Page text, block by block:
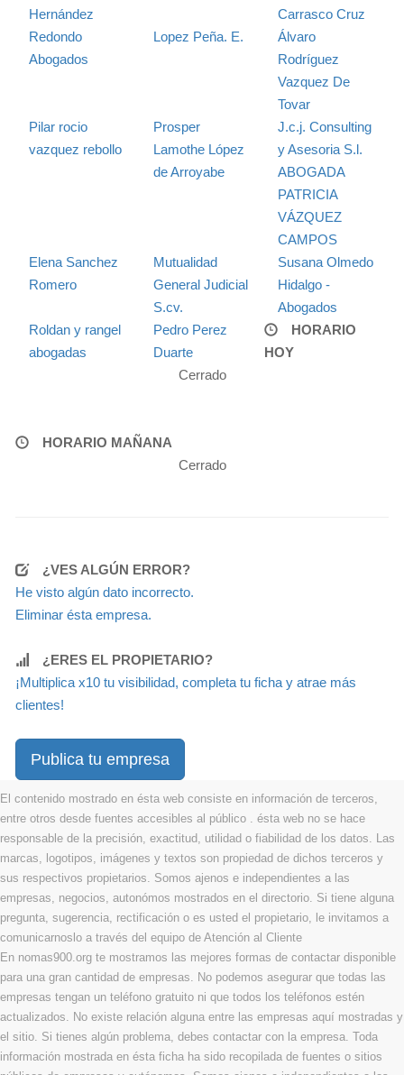
Hernández
Redondo
Abogados
Carrasco Cruz
Lopez Peña. E.
Álvaro
Rodríguez
Vazquez De
Tovar
Pilar rocio
vazquez rebollo
Prosper
Lamothe López
de Arroyabe
J.c.j. Consulting
y Asesoria S.l.
ABOGADA
PATRICIA
VÁZQUEZ
CAMPOS
Elena Sanchez
Romero
Mutualidad
General Judicial
S.cv.
Susana Olmedo
Hidalgo -
Abogados
Roldan y rangel
abogadas
Pedro Perez
Duarte
HORARIO
HOY
Cerrado
HORARIO MAÑANA
Cerrado
¿VES ALGÚN ERROR?
He visto algún dato incorrecto.
Eliminar ésta empresa.
¿ERES EL PROPIETARIO?
¡Multiplica x10 tu visibilidad, completa tu ficha y atrae más
clientes!
Publica tu empresa
El contenido mostrado en ésta web consiste en información de terceros,
entre otros desde fuentes accesibles al público . ésta web no se hace
responsable de la precisión, exactitud, utilidad o fiabilidad de los datos. Las
marcas, logotipos, imágenes y textos son propiedad de dichos terceros y
sus respectivos propietarios. Somos ajenos e independientes a las
empresas, negocios, autonómos mostrados en el directorio. Si tiene alguna
pregunta, sugerencia, rectificación o es usted el propietario, le invitamos a
comunicarnoslo a través del equipo de Atención al Cliente
En nomas900.org te mostramos las mejores formas de contactar disponible
para una gran cantidad de empresas. No podemos asegurar que todas las
empresas tengan un teléfono gratuito ni que todos los teléfonos estén
actualizados. No existe relación alguna entre las empresas aquí mostradas y
el sitio. Si tienes algún problema, debes contactar con la empresa. Toda
información mostrada en ésta ficha ha sido recopilada de fuentes o sitios